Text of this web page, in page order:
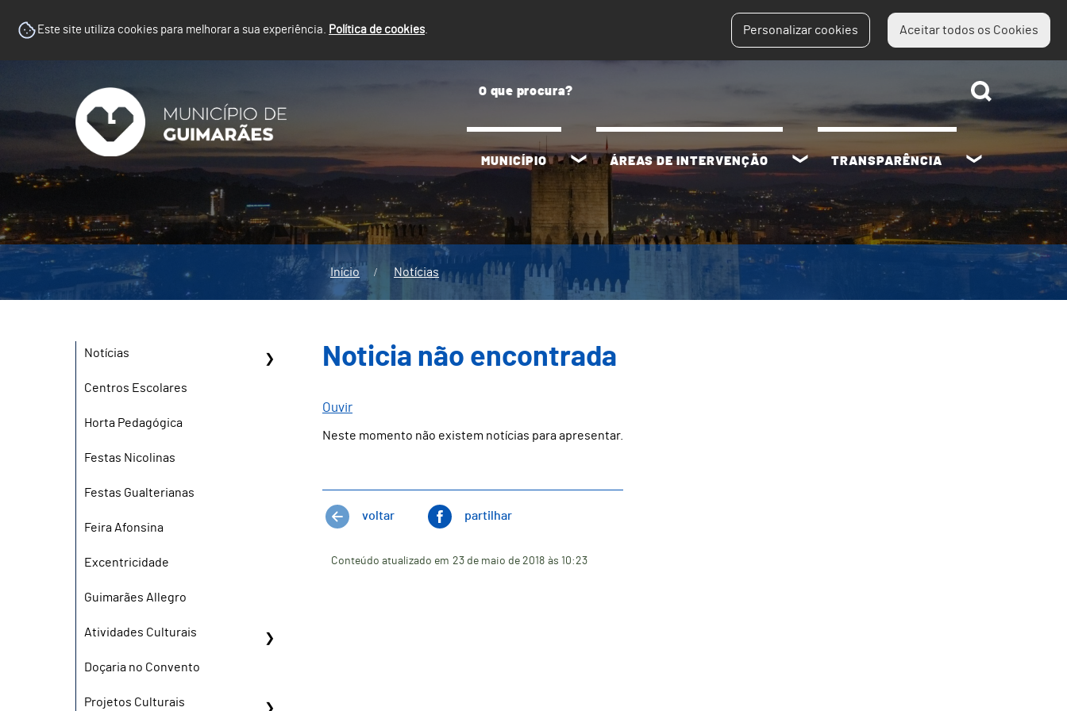
Este site utiliza cookies para melhorar a sua experiência. Política de cookies. Personalizar cookies Aceitar todos os Cookies
MUNICÍPIO ÁREAS DE INTERVENÇÃO TRANSPARÊNCIA
Início Notícias
Notícias
Centros Escolares
Horta Pedagógica
Festas Nicolinas
Festas Gualterianas
Feira Afonsina
Excentricidade
Guimarães Allegro
Atividades Culturais
Doçaria no Convento
Projetos Culturais
Noticia não encontrada
Ouvir
Neste momento não existem notícias para apresentar.
voltar partilhar
Conteúdo atualizado em 23 de maio de 2018 às 10:23